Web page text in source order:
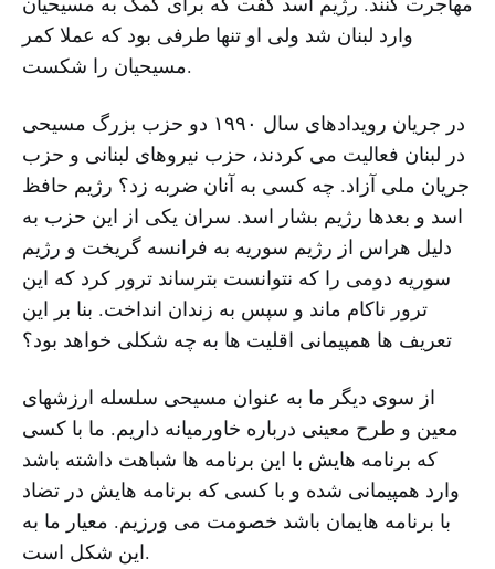
وارد لبنان شد ولی او تنها طرفی بود که عملا کمر
مسیحیان را شکست.
در جریان رویدادهای سال ۱۹۹۰ دو حزب بزرگ مسیحی
در لبنان فعالیت می کردند، حزب نیروهای لبنانی و حزب
جریان ملی آزاد. چه کسی به آنان ضربه زد؟ رژیم حافظ
اسد و بعدها رژیم بشار اسد. سران یکی از این حزب به
دلیل هراس از رژیم سوریه به فرانسه گریخت و رژیم
سوریه دومی را که نتوانست بترساند ترور کرد که این
ترور ناکام ماند و سپس به زندان انداخت. بنا بر این
تعریف ها همپیمانی اقلیت ها به چه شکلی خواهد بود؟
از سوی دیگر ما به عنوان مسیحی سلسله ارزشهای
معین و طرح معینی درباره خاورمیانه داریم. ما با کسی
که برنامه هایش با این برنامه ها شباهت داشته باشد
وارد همپیمانی شده و با کسی که برنامه هایش در تضاد
با برنامه هایمان باشد خصومت می ورزیم. معیار ما به
این شکل است.